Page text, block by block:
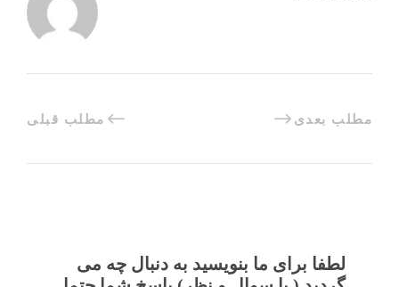
مطلب قبلی مطلب بعدی
لطفا برای ما بنویسید به دنبال چه می